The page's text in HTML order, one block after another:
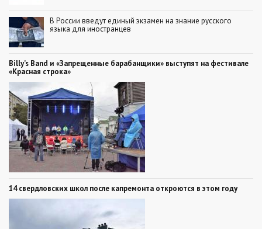
В России введут единый экзамен на знание русского
языка для иностранцев
Billy’s Band и «Запрещенные барабанщики» выступят на фестивале
«Красная строка»
14 свердловских школ после капремонта откроются в этом году